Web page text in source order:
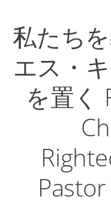
私たち
エス・
を置く